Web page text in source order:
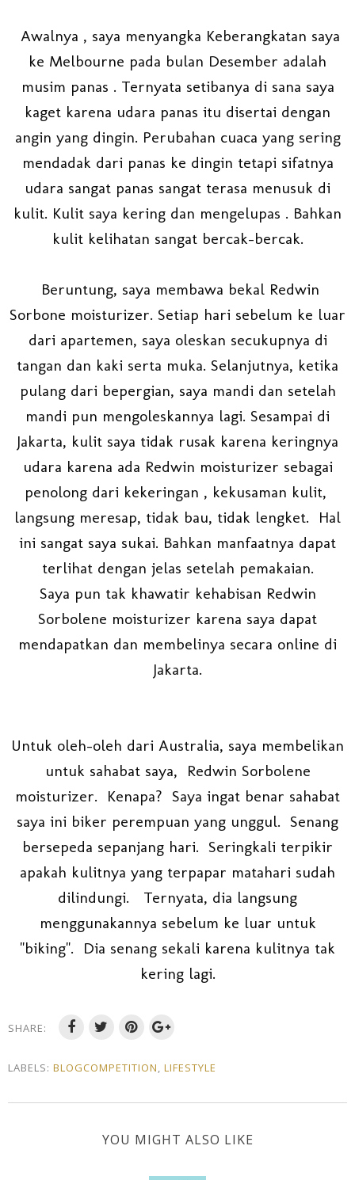
Awalnya , saya menyangka Keberangkatan saya
ke Melbourne pada bulan Desember adalah
musim panas . Ternyata setibanya di sana saya
kaget karena udara panas itu disertai dengan
angin yang dingin. Perubahan cuaca yang sering
mendadak dari panas ke dingin tetapi sifatnya
udara sangat panas sangat terasa menusuk di
kulit. Kulit saya kering dan mengelupas . Bahkan
kulit kelihatan sangat bercak-bercak.
Beruntung, saya membawa bekal Redwin
Sorbone moisturizer. Setiap hari sebelum ke luar
dari apartemen, saya oleskan secukupnya di
tangan dan kaki serta muka. Selanjutnya, ketika
pulang dari bepergian, saya mandi dan setelah
mandi pun mengoleskannya lagi. Sesampai di
Jakarta, kulit saya tidak rusak karena keringnya
udara karena ada Redwin moisturizer sebagai
penolong dari kekeringan , kekusaman kulit,
langsung meresap, tidak bau, tidak lengket. Hal
ini sangat saya sukai. Bahkan manfaatnya dapat
terlihat dengan jelas setelah pemakaian.
Saya pun tak khawatir kehabisan Redwin
Sorbolene moisturizer karena saya dapat
mendapatkan dan membelinya secara online di
Jakarta.
Untuk oleh-oleh dari Australia, saya membelikan
untuk sahabat saya, Redwin Sorbolene
moisturizer. Kenapa? Saya ingat benar sahabat
saya ini biker perempuan yang unggul. Senang
bersepeda sepanjang hari. Seringkali terpikir
apakah kulitnya yang terpapar matahari sudah
dilindungi. Ternyata, dia langsung
menggunakannya sebelum ke luar untuk
"biking". Dia senang sekali karena kulitnya tak
kering lagi.
SHARE:
LABELS: BLOGCOMPETITION, LIFESTYLE
YOU MIGHT ALSO LIKE